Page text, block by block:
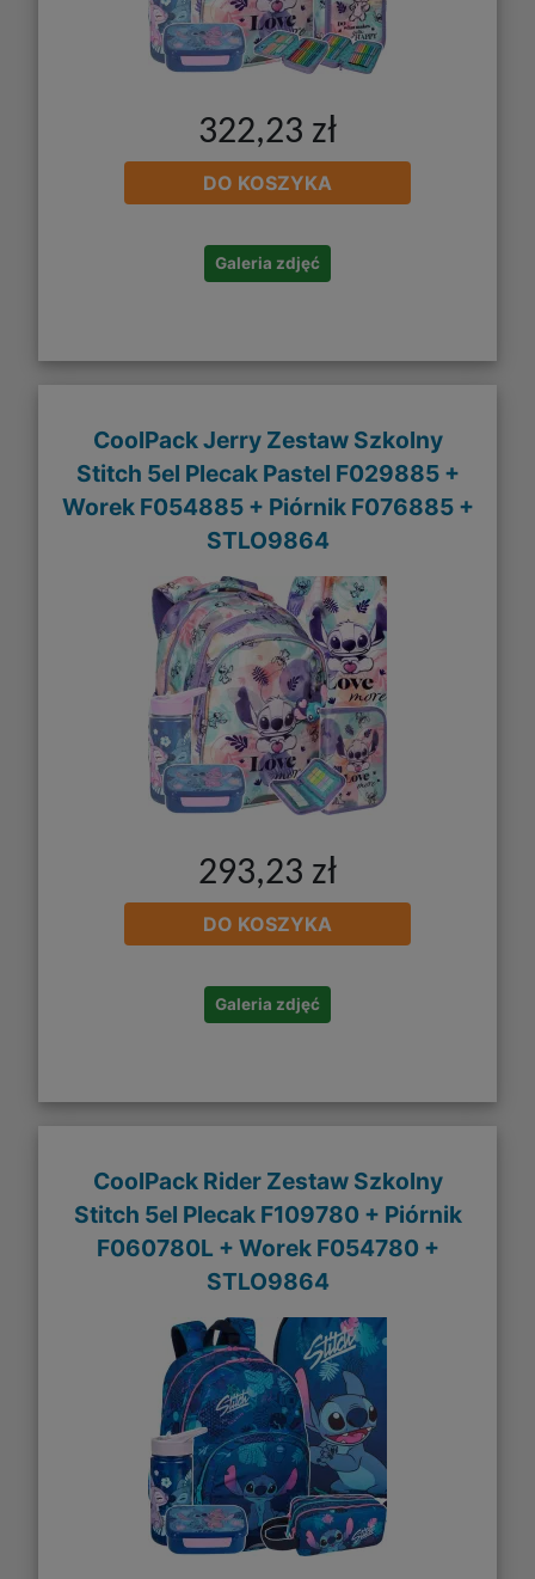
322,23 zł
DO KOSZYKA
Galeria zdjęć
CoolPack Jerry Zestaw Szkolny
Stitch 5el Plecak Pastel F029885 +
Worek F054885 + Piórnik F076885 +
STLO9864
293,23 zł
DO KOSZYKA
Galeria zdjęć
CoolPack Rider Zestaw Szkolny
Stitch 5el Plecak F109780 + Piórnik
F060780L + Worek F054780 +
STLO9864